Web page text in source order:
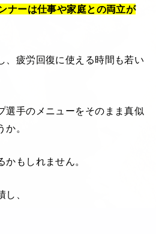
ナーは仕事や家庭との両立が
、疲労回復に使える時間も若い
選手のメニューをそのまま真似
。
もしれません。
、